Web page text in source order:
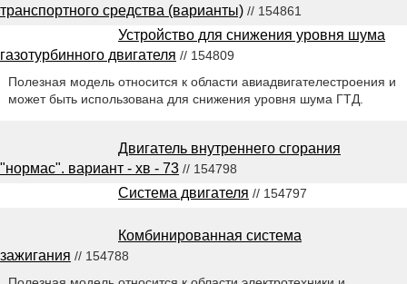
транспортного средства (варианты) // 154861
Устройство для снижения уровня шума
газотурбинного двигателя // 154809
Полезная модель относится к области авиадвигателестроения и
может быть использована для снижения уровня шума ГТД.
Двигатель внутреннего сгорания
"нормас". вариант - хв - 73 // 154798
Система двигателя // 154797
Комбинированная система
зажигания // 154788